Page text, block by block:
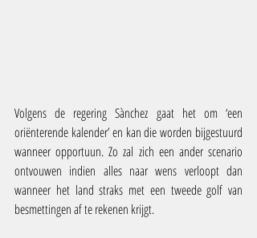
Volgens de regering Sànchez gaat het om ‘een
oriënterende kalender’ en kan die worden bijgestuurd
wanneer opportuun. Zo zal zich een ander scenario
ontvouwen indien alles naar wens verloopt dan
wanneer het land straks met een tweede golf van
besmettingen af te rekenen krijgt.